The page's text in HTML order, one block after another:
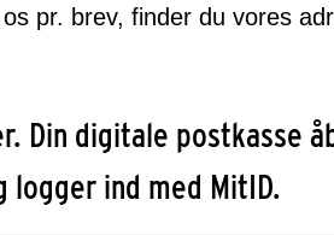
pr. brev, finder du vores
Din digitale postkasse
logger ind med MitID.